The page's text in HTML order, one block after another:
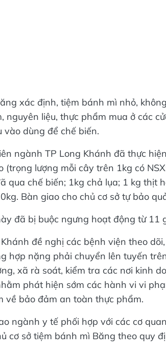
xác định, tiệm bánh mì nhỏ,
nguyên liệu, thực phẩm mua ở các
vào dùng để chế biến.
ngành TP Long Khánh đã thực
(trọng lượng mỗi cây trên 1kg có
qua chế biến; 1kg chả lụa; 1 kg thịt
Bàn giao cho chủ cơ sở tự bảo
đã bị buộc ngưng hoạt động từ 11
đề nghị các bệnh viện theo
hợp nặng phải chuyển lên tuyến
xã rà soát, kiểm tra các nơi kinh
phát hiện sớm các hành vi vi
về bảo đảm an toàn thực phẩm.
ngành y tế phối hợp với các cơ
cơ sở tiệm bánh mì Băng theo quy